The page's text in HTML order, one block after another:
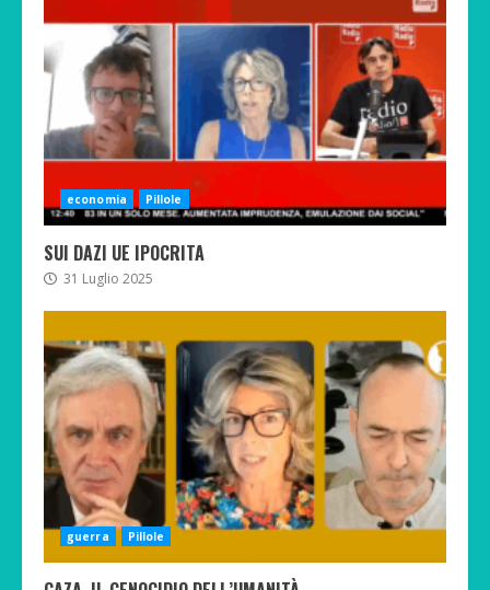
economia Pillole
SUI DAZI UE IPOCRITA
31 Luglio 2025
guerra Pillole